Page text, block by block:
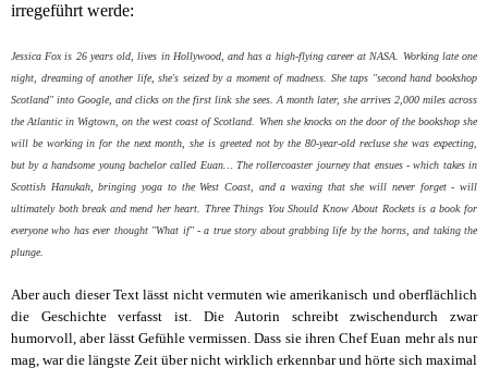
irregeführt werde:
Jessica Fox is 26 years old, lives in Hollywood, and has a high-flying career at NASA. Working late one
night, dreaming of another life, she's seized by a moment of madness. She taps "second hand bookshop
Scotland" into Google, and clicks on the first link she sees. A month later, she arrives 2,000 miles across
the Atlantic in Wigtown, on the west coast of Scotland. When she knocks on the door of the bookshop she
will be working in for the next month, she is greeted not by the 80-year-old recluse she was expecting,
but by a handsome young bachelor called Euan… The rollercoaster journey that ensues - which takes in
Scottish Hanukah, bringing yoga to the West Coast, and a waxing that she will never forget - will
ultimately both break and mend her heart. Three Things You Should Know About Rockets is a book for
everyone who has ever thought "What if" - a true story about grabbing life by the horns, and taking the
plunge.
Aber auch dieser Text lässt nicht vermuten wie amerikanisch und oberflächlich
die Geschichte verfasst ist. Die Autorin schreibt zwischendurch zwar
humorvoll, aber lässt Gefühle vermissen. Dass sie ihren Chef Euan mehr als nur
mag, war die längste Zeit über nicht wirklich erkennbar und hörte sich maximal